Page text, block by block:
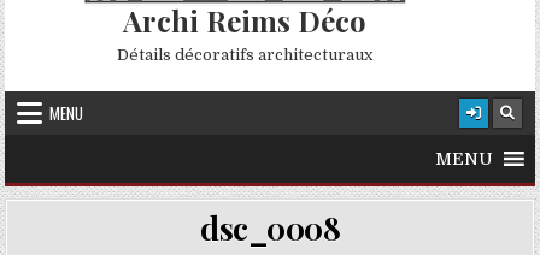
Archi Reims Déco
Détails décoratifs architecturaux
MENU
MENU
dsc_0008